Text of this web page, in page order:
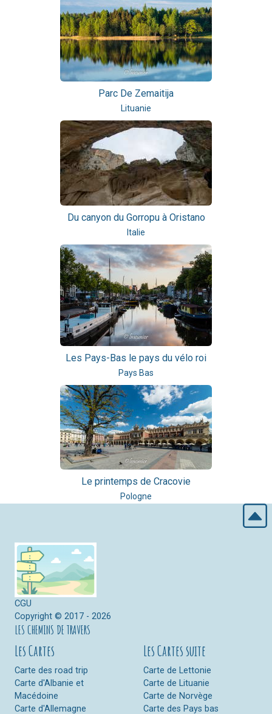
Parc De Zemaitija
Lituanie
Du canyon du Gorropu à Oristano
Italie
Les Pays-Bas le pays du vélo roi
Pays Bas
Le printemps de Cracovie
Pologne
CGU
Copyright © 2017 - 2026
LES CHEMINS DE TRAVERS
Les Cartes
Carte des road trip
Carte d'Albanie et
Macédoine
Carte d'Allemagne
Les Cartes suite
Carte de Lettonie
Carte de Lituanie
Carte de Norvège
Carte des Pays bas